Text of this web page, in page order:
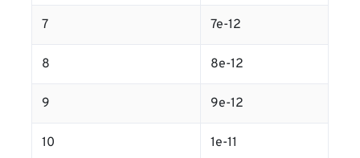
7 7e-12
8 8e-12
9 9e-12
10 1e-11